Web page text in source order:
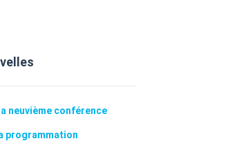
neuvième conférence
programmation